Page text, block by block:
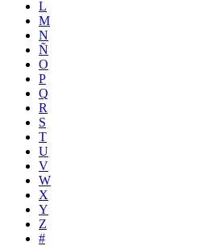
L
M
N
Ñ
O
P
Q
R
S
T
U
V
W
X
Y
Z
#